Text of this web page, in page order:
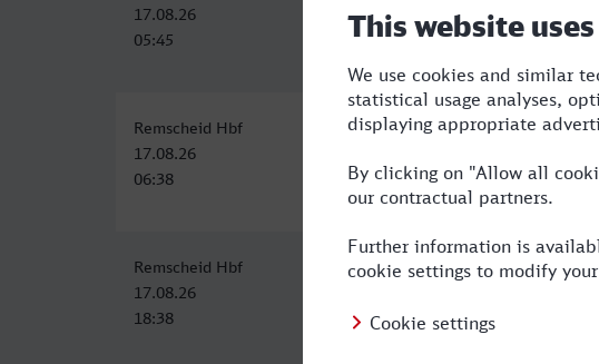
17.08.26
05:45
17.08.26
07:23
Remscheid Hbf
17.08.26
06:38
Bergheim (Erft)
08:25
Remscheid Hbf
17.08.26
18:38
Bergheim (Erft)
20:25